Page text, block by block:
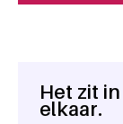
Algemene
Het zit
elkaar.